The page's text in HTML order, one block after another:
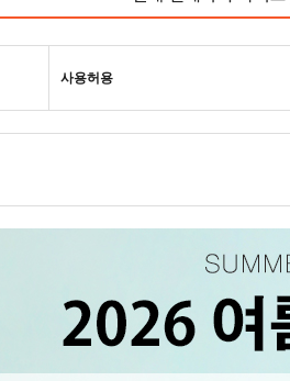
사용허용